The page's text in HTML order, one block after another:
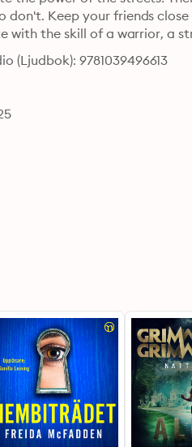
don't. Keep your friends
with the skill of a warrior, a
(Ljudbok): 9781039496613